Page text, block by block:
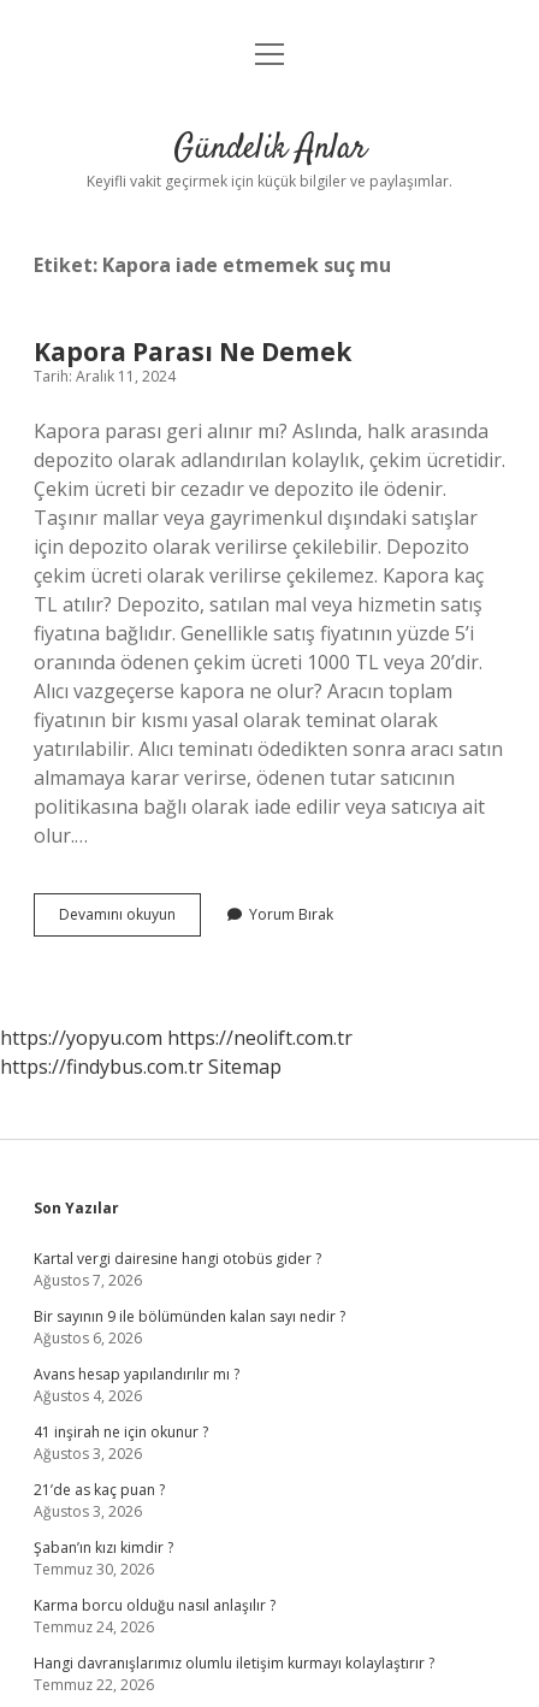
Anasayfa
Yasal Uyarı
menüyü
Gündelik Anlar
Keyifli vakit geçirmek için küçük bilgiler ve paylaşımlar.
Etiket: Kapora iade etmemek suç mu
Kapora Parası Ne Demek
Tarih: Aralık 11, 2024
Kapora parası geri alınır mı? Aslında, halk arasında
depozito olarak adlandırılan kolaylık, çekim ücretidir.
Çekim ücreti bir cezadır ve depozito ile ödenir.
Taşınır mallar veya gayrimenkul dışındaki satışlar
için depozito olarak verilirse çekilebilir. Depozito
çekim ücreti olarak verilirse çekilemez. Kapora kaç
TL atılır? Depozito, satılan mal veya hizmetin satış
fiyatına bağlıdır. Genellikle satış fiyatının yüzde 5’i
oranında ödenen çekim ücreti 1000 TL veya 20’dir.
Alıcı vazgeçerse kapora ne olur? Aracın toplam
fiyatının bir kısmı yasal olarak teminat olarak
yatırılabilir. Alıcı teminatı ödedikten sonra aracı satın
almamaya karar verirse, ödenen tutar satıcının
politikasına bağlı olarak iade edilir veya satıcıya ait
olur.…
Devamını okuyun
Parası
Yorum Bırak
https://yopyu.com https://neolift.com.tr
https://findybus.com.trSitemap
Sidebar
Son Yazılar
Kartal vergi dairesine hangi otobüs gider ?
Ağustos 7, 2026
Bir sayının 9 ile bölümünden kalan sayı nedir ?
Ağustos 6, 2026
Avans hesap yapılandırılır mı ?
Ağustos 4, 2026
41 inşirah ne için okunur ?
Ağustos 3, 2026
21’de as kaç puan ?
Ağustos 3, 2026
Şaban’ın kızı kimdir ?
Temmuz 30, 2026
Karma borcu olduğu nasıl anlaşılır ?
Temmuz 24, 2026
Hangi davranışlarımız olumlu iletişim kurmayı kolaylaştırır ?
Temmuz 22, 2026